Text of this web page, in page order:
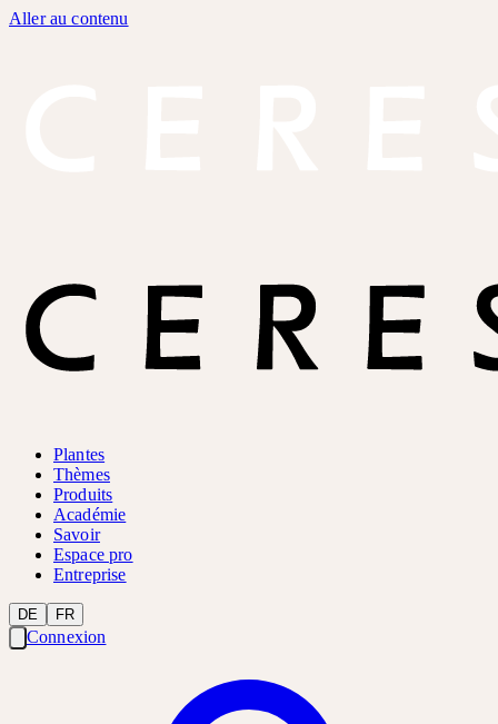
Aller au contenu
Plantes
Thèmes
Produits
Académie
Savoir
Espace pro
Entreprise
DE FR
Connexion